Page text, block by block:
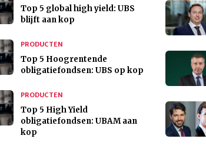
Top 5 global high yield: UBS
blijft aan kop
PRODUCTEN
Top 5 Hoogrentende
obligatiefondsen: UBS op kop
PRODUCTEN
Top 5 High Yield
obligatiefondsen: UBAM aan
kop